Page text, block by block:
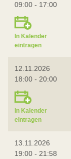
09:00 - 17:00
In Kalender
eintragen
12.11.2026
18:00 - 20:00
In Kalender
eintragen
13.11.2026
19:00 - 21:58